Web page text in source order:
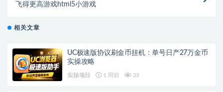
飞得更高游戏html5小游戏
相关文章
UC极速版协议刷金币挂机：单号日产27万金币
实操攻略
实操项目 1 周前 23